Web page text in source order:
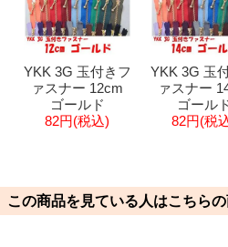
YKK 3G 玉付きフ
ァスナー 12cm
ゴールド
82円(税込)
YKK 3G 玉
ァスナー
ゴール
82円(税
この商品を見ている人はこちら